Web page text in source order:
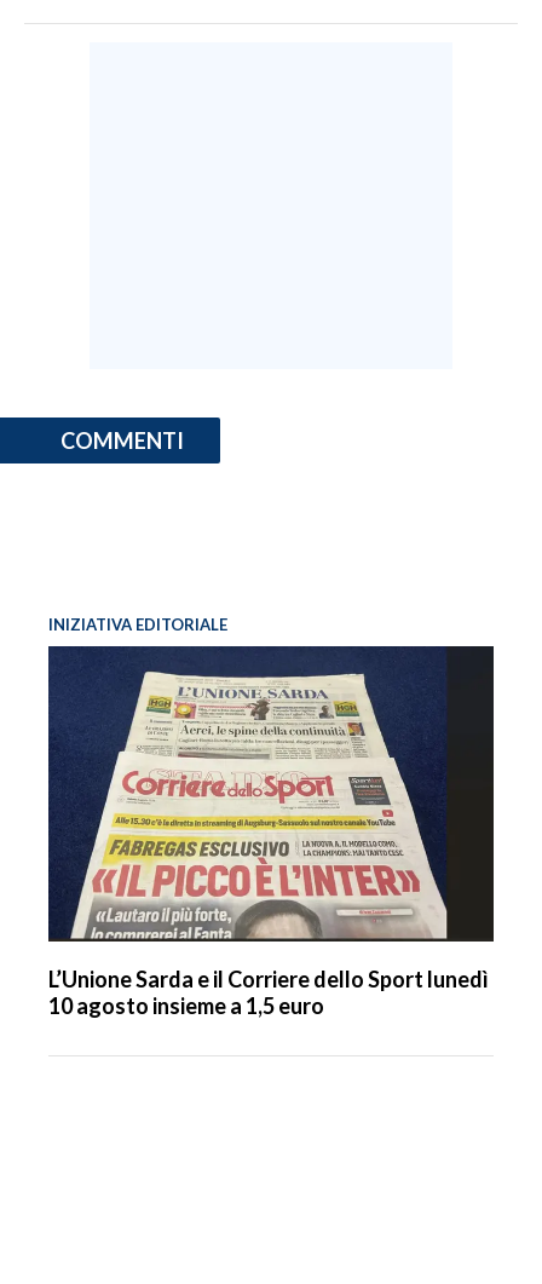
COMMENTI
INIZIATIVA EDITORIALE
L’Unione Sarda e il Corriere dello Sport lunedì
10 agosto insieme a 1,5 euro